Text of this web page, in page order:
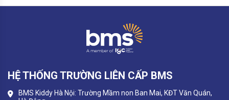
HỆ THỐNG TRƯỜNG LIÊN CẤP BMS
BMS Kiddy Hà Nội: Trường Mầm non Ban Mai, KĐT Văn Quán,